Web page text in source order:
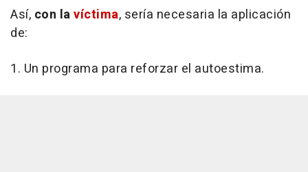
Así, con lavíctima, sería necesaria la aplicación
de:
1. Un programa para reforzar el autoestima.